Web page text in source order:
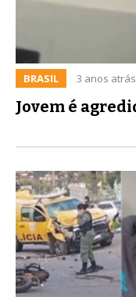
BRASIL 3 anos atrás
Jovem é